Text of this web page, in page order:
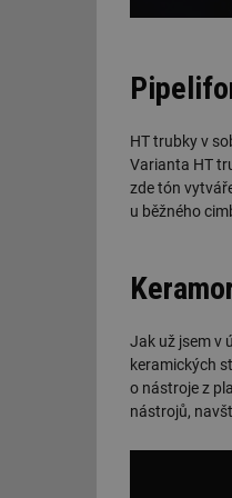
HT trubky v
Varianta HT
zde tón
u běžného
Jak už jsem v
keramických
o nástroje z
nástrojů,